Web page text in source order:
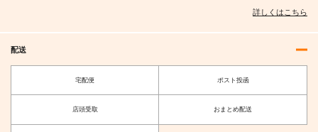
詳しくはこちら
配送
宅配便 ポスト投函
店頭受取 おまとめ配送